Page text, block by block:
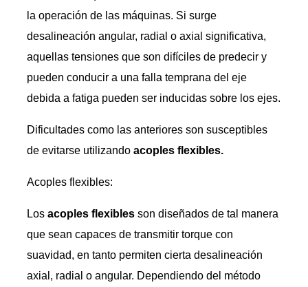
la operación de las máquinas. Si surge
desalineación angular, radial o axial significativa,
aquellas tensiones que son difíciles de predecir y
pueden conducir a una falla temprana del eje
debida a fatiga pueden ser inducidas sobre los ejes.
Dificultades como las anteriores son susceptibles
de evitarse utilizando acoples flexibles.
Acoples flexibles:
Los acoples flexiblesson diseñados de tal manera
que sean capaces de transmitir torque con
suavidad, en tanto permiten cierta desalineación
axial, radial o angular. Dependiendo del método